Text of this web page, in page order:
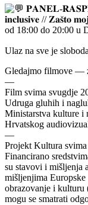
𝐏𝐀𝐍𝐄𝐋-
𝐢𝐧𝐜𝐥𝐮𝐬𝐢𝐯𝐞 // 𝐙𝐚𝐬̌𝐭𝐨
od 18:00 do 20:00 u
Ulaz na sve je
Gledajmo filmove —
—
Film svima svugdje
Udruga gluhih i
Ministarstva kulture i
Hrvatskog
—
Projekt Kultura
Financirano
su stavovi i mišljenja
mišljenjima
obrazovanje i
mogu se smatrati